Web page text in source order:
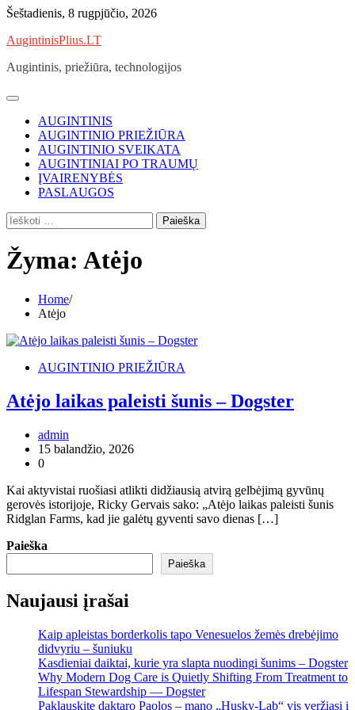
Skip
content
Šeštadienis, 8 rugpjūčio, 2026
AugintinisPlius.LT
Augintinis, priežiūra, technologijos
AUGINTINIS
AUGINTINIO PRIEŽIŪRA
AUGINTINIO SVEIKATA
AUGINTINIAI PO TRAUMŲ
ĮVAIRENYBĖS
PASLAUGOS
Ieškoti:
Žyma: Atėjo
Home
Atėjo
AUGINTINIO PRIEŽIŪRA
Atėjo laikas paleisti šunis – Dogster
admin
15 balandžio, 2026
0
Kai aktyvistai ruošiasi atlikti didžiausią atvirą gelbėjimą gyvūnų
gerovės istorijoje, Ricky Gervais sako: „Atėjo laikas paleisti šunis
Ridglan Farms, kad jie galėtų gyventi savo dienas […]
Paieška
Paieška
Naujausi įrašai
Kaip apleistas borderkolis tapo Venesuelos žemės drebėjimo
didvyriu – šuniuku
Kasdieniai daiktai, kurie yra slapta nuodingi šunims – Dogster
Why Modern Dog Care is Quietly Shifting From Treatment to
Lifespan Stewardship — Dogster
Paklauskite daktaro Paolos – mano „Husky-Lab“ vis veržiasi į